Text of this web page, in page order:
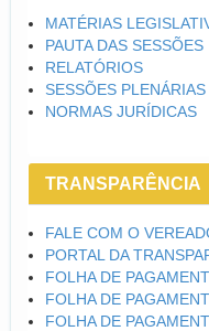
MATÉRIAS
PAUTA DAS SESSÕES
RELATÓRIOS
SESSÕES PLENÁRIAS
NORMAS JURÍDICAS
TRANSPARÊNCIA
FALE COM O
PORTAL DA
FOLHA DE
FOLHA DE
FOLHA DE